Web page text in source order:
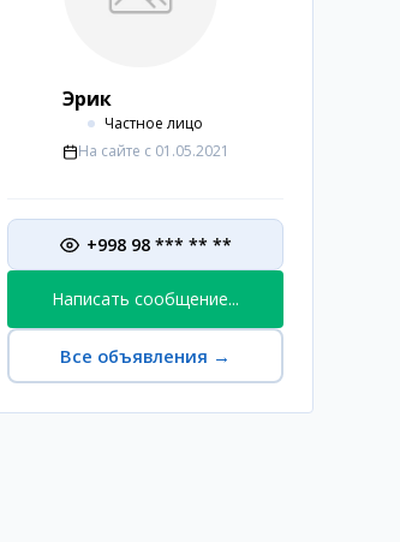
Эрик
Частное лицо
На сайте с 01.05.2021
+998 98 *** ** **
Написать сообщение...
Все объявления →